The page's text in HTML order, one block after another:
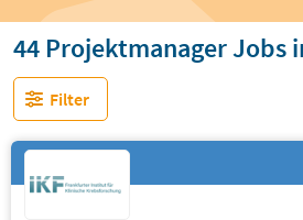
44 Projektmanager Jobs
Filter